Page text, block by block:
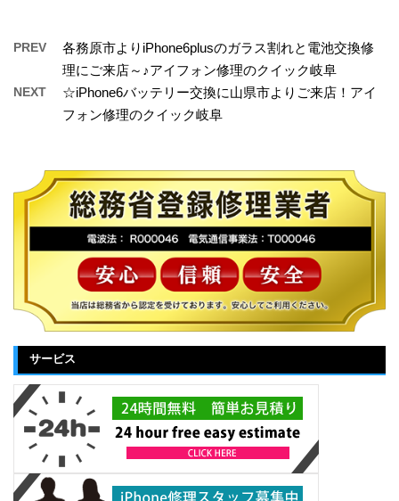
PREV
各務原市よりiPhone6plusのガラス割れと電池交換修
理にご来店～♪アイフォン修理のクイック岐阜
NEXT
☆iPhone6バッテリー交換に山県市よりご来店！アイ
フォン修理のクイック岐阜
サービス